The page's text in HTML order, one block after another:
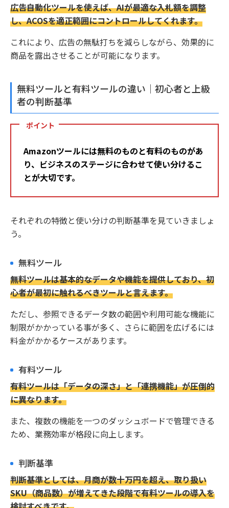
広告自動化ツールを使えば、AIが最適な入札額を調整
し、ACOSを適正範囲にコントロールしてくれます。
これにより、広告の無駄打ちを減らしながら、効果的に
商品を露出させることが可能になります。
無料ツールと有料ツールの違い｜初心者と上級
者の判断基準
ポイント
Amazonツールには無料のものと有料のものがあ
り、ビジネスのステージに合わせて使い分けるこ
とが大切です。
それぞれの特徴と使い分けの判断基準を見ていきましょ
う。
無料ツール
無料ツールは基本的なデータや機能を提供しており、初
心者が最初に触れるべきツールと言えます。
ただし、参照できるデータ数の範囲や利用可能な機能に
制限がかかっている事が多く、さらに範囲を広げるには
料金がかかるケースがあります。
有料ツール
有料ツールは「データの深さ」と「連携機能」が圧倒的
に異なります。
また、複数の機能を一つのダッシュボードで管理できる
ため、業務効率が格段に向上します。
判断基準
判断基準としては、月商が数十万円を超え、取り扱い
SKU（商品数）が増えてきた段階で有料ツールの導入を